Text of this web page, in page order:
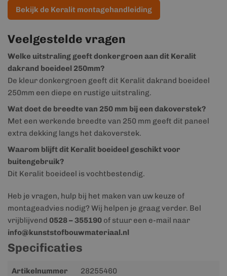
Bekijk de Keralit montagehandleiding
Veelgestelde vragen
Welke uitstraling geeft donkergroen aan dit Keralit
dakrand boeideel 250mm?
De kleur donkergroen geeft dit Keralit dakrand boeideel
250mm een diepe en rustige uitstraling.
Wat doet de breedte van 250 mm bij een dakoverstek?
Met een werkende breedte van 250 mm geeft dit paneel
extra dekking langs het dakoverstek.
Waarom blijft dit Keralit boeideel geschikt voor
buitengebruik?
Dit Keralit boeideel is vochtbestendig.
Heb je vragen, hulp bij het maken van uw keuze of
montageadvies nodig? Wij helpen je graag verder. Bel
vrijblijvend 0528 – 355190 of stuur een e-mail naar
info@kunststofbouwmateriaal.nl
Specificaties
Meer
Artikelnummer 28255460